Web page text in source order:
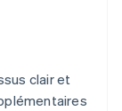
clair et